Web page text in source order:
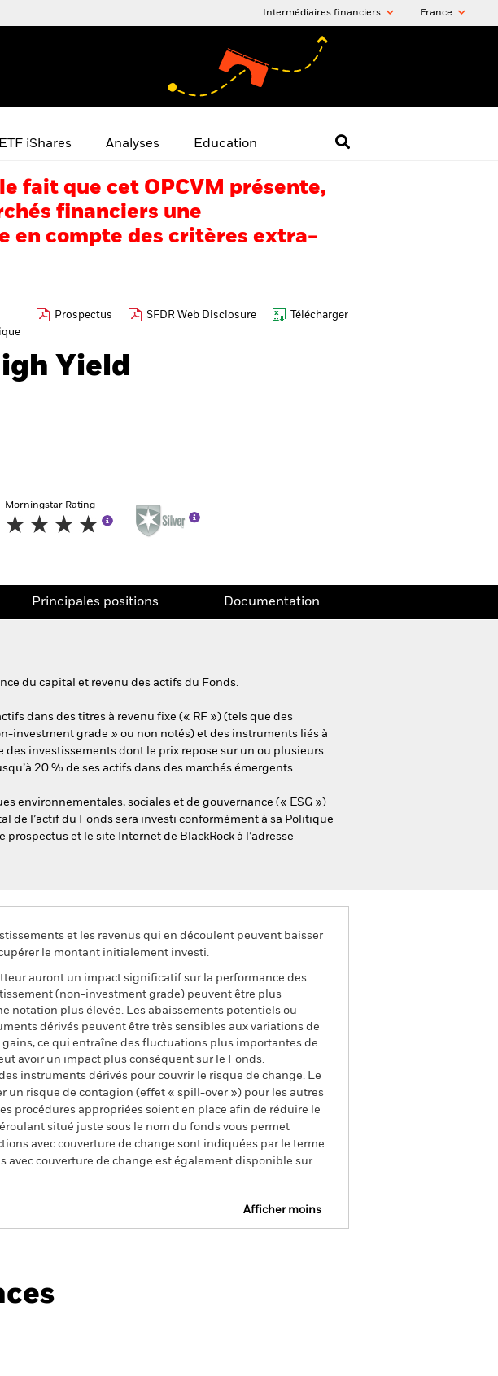
Intermédiaires financiers France
ETF iShares Analyses Education
fait que cet OPCVM présente,
financiers une
en compte des critères extra-
Prospectus SFDR Web Disclosure Télécharger
Yield
Morningstar Rating
Principales positions Documentation
du capital et revenu des actifs du Fonds.
dans des titres à revenu fixe (« RF ») (tels que des
investment grade » ou non notés) et des instruments liés à
des investissements dont le prix repose sur un ou plusieurs
20 % de ses actifs dans des marchés émergents.
environnementales, sociales et de gouvernance (« ESG »)
de l’actif du Fonds sera investi conformément à sa Politique
et le site Internet de BlackRock à l’adresse
et les revenus qui en découlent peuvent baisser
le montant initialement investi.
auront un impact significatif sur la performance des
(non-investment grade) peuvent être plus
notation plus élevée. Les abaissements potentiels ou
dérivés peuvent être très sensibles aux variations de
ce qui entraîne des fluctuations plus importantes de
avoir un impact plus conséquent sur le Fonds.
instruments dérivés pour couvrir le risque de change. Le
un risque de contagion (effet « spill-over ») pour les autres
procédures appropriées soient en place afin de réduire le
situé juste sous le nom du fonds vous permet
avec couverture de change sont indiquées par le terme
avec couverture de change est également disponible sur
Afficher moins